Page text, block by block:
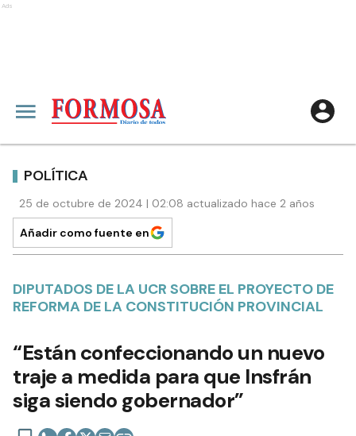
Ads
POLÍTICA
25 de octubre de 2024 | 02:08 actualizado hace 2 años
Añadir como fuente en
DIPUTADOS DE LA UCR SOBRE EL PROYECTO DE
REFORMA DE LA CONSTITUCIÓN PROVINCIAL
“Están confeccionando un nuevo
traje a medida para que Insfrán
siga siendo gobernador”